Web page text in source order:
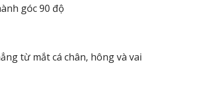
góc 90 độ
từ mắt cá chân, hông và vai